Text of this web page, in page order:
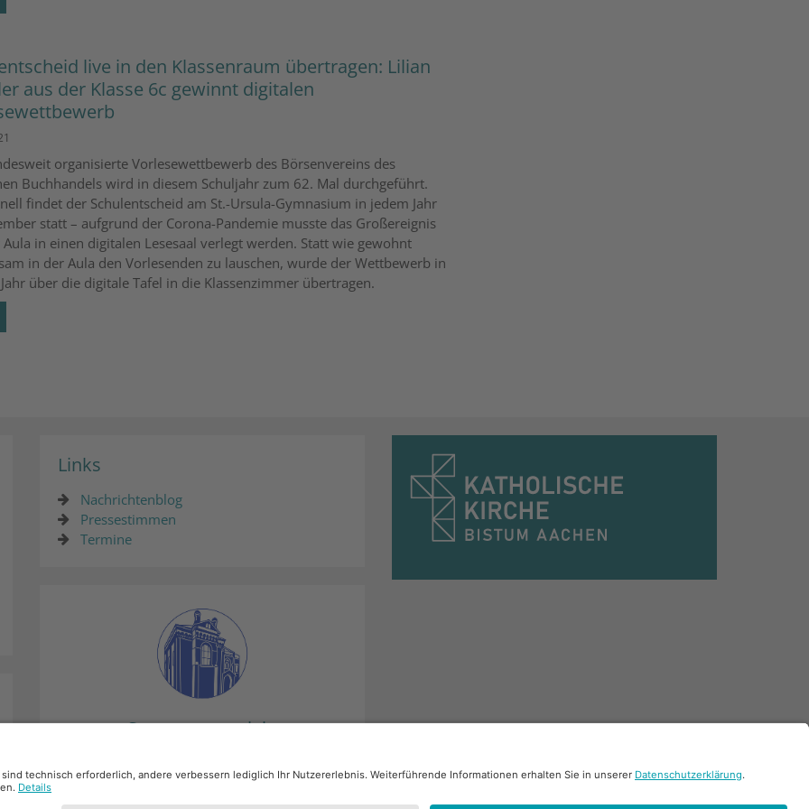
live in den Klassenraum übertragen: Lilian
aus der Klasse 6c gewinnt digitalen
organisierte Vorlesewettbewerb des Börsenvereins des
Buchhandels wird in diesem Schuljahr zum 62. Mal durchgeführt.
findet der Schulentscheid am St.-Ursula-Gymnasium in jedem Jahr
statt – aufgrund der Corona-Pandemie musste das Großereignis
in einen digitalen Lesesaal verlegt werden. Statt wie gewohnt
in der Aula den Vorlesenden zu lauschen, wurde der Wettbewerb in
über die digitale Tafel in die Klassenzimmer übertragen.
Seite
Links
Nachrichtenblog
Pressestimmen
Termine
Synagogenprojekt